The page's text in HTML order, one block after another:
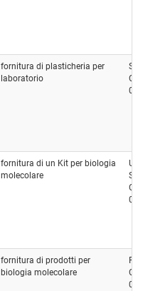
fornitura di plasticheria per
laboratorio
fornitura di un Kit per biologia
molecolare
Srl
fornitura di prodotti per
biologia molecolare